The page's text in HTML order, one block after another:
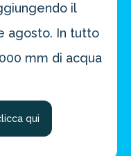
il
agosto. In tutto
mm di acqua
qui